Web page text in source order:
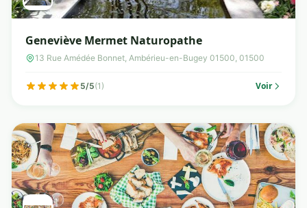
Geneviève Mermet Naturopathe
13 Rue Amédée Bonnet, Ambérieu-en-Bugey 01500, 01500
5/5(1) Voir